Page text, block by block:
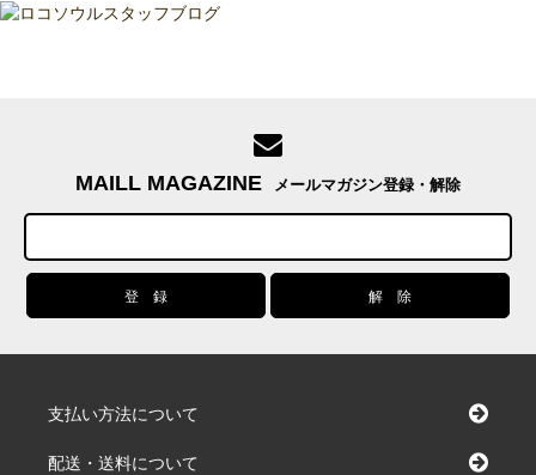
MAILL MAGAZINE メールマガジン登録・解除
支払い方法について
配送・送料について